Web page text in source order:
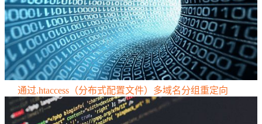
通过.htaccess（分布式配置文件）多域名分组重定向